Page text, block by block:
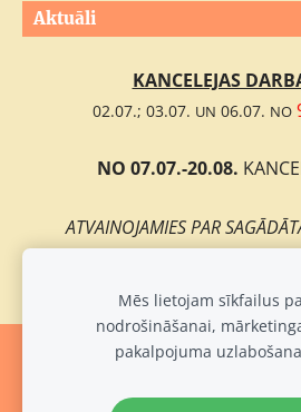
Aktuāli
KANCELEJAS
02.07.; 03.07. UN 06.07. NO
NO 07.07.-20.08.
ATVAINOJAMIES PAR
Sīkdatnes
Mēs lietojam sīkfailus
nodrošināšanai,
pakalpojuma